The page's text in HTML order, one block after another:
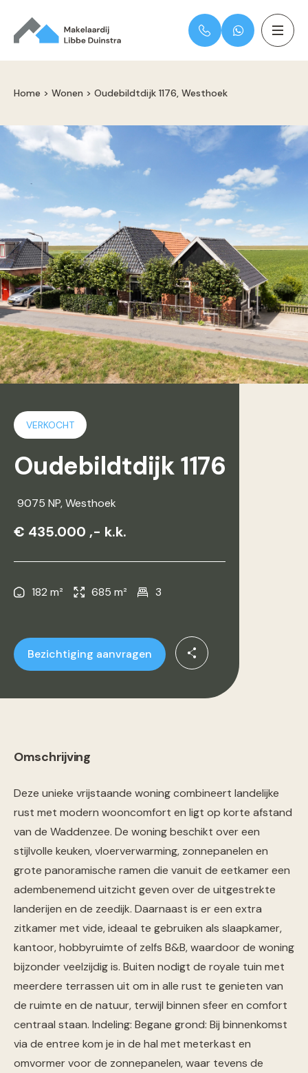
Home > Wonen > Oudebildtdijk 1176, Westhoek
VERKOCHT
Oudebildtdijk 1176
9075 NP, Westhoek
€ 435.000 ,- k.k.
182 m² 685 m² 3
Bezichtiging aanvragen
Omschrijving
Deze unieke vrijstaande woning combineert landelijke
rust met modern wooncomfort en ligt op korte afstand
van de Waddenzee. De woning beschikt over een
stijlvolle keuken, vloerverwarming, zonnepanelen en
grote panoramische ramen die vanuit de eetkamer een
adembenemend uitzicht geven over de uitgestrekte
landerijen en de zeedijk. Daarnaast is er een extra
zitkamer met vide, ideaal te gebruiken als slaapkamer,
kantoor, hobbyruimte of zelfs B&B, waardoor de woning
bijzonder veelzijdig is. Buiten nodigt de royale tuin met
meerdere terrassen uit om in alle rust te genieten van
de ruimte en de natuur, terwijl binnen sfeer en comfort
centraal staan. Indeling: Begane grond: Bij binnenkomst
via de entree kom je in de hal met meterkast en
omvormer voor de zonnepanelen, waar tevens de